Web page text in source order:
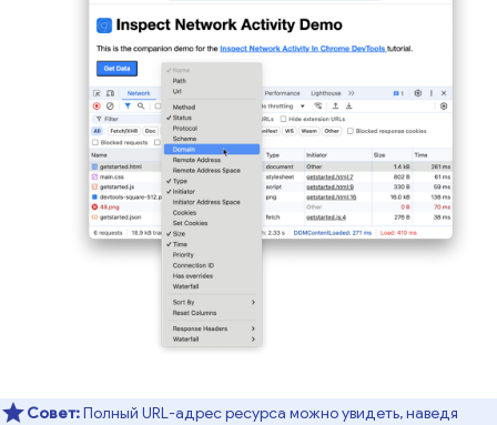
Совет:Полный URL-адрес ресурса можно увидеть, наведя